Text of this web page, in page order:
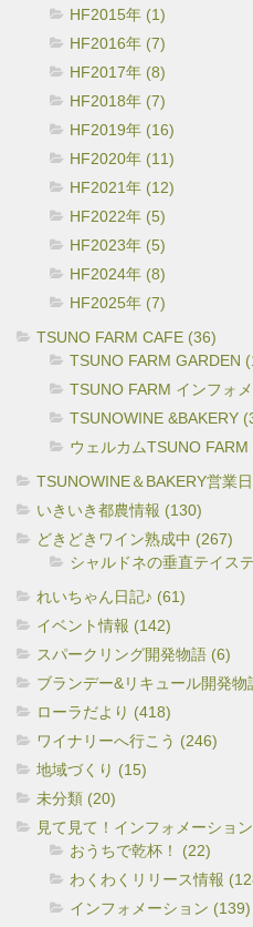
HF2015年 (1)
HF2016年 (7)
HF2017年 (8)
HF2018年 (7)
HF2019年 (16)
HF2020年 (11)
HF2021年 (12)
HF2022年 (5)
HF2023年 (5)
HF2024年 (8)
HF2025年 (7)
TSUNO FARM CAFE (36)
TSUNO FARM GARDEN
TSUNO FARM インフォ
TSUNOWINE &BAKERY
ウェルカムTSUNO
TSUNOWINE＆BAKERY営業
いきいき都農情報 (130)
どきどきワイン熟成中 (267)
シャルドネの垂直テイス
れいちゃん日記♪ (61)
イベント情報 (142)
スパークリング開発物語 (6)
ブランデー&リキュール開発物
ローラだより (418)
ワイナリーへ行こう (246)
地域づくり (15)
未分類 (20)
見て見て！インフォメーショ
おうちで乾杯！ (22)
わくわくリリース情報
インフォメーション (139)